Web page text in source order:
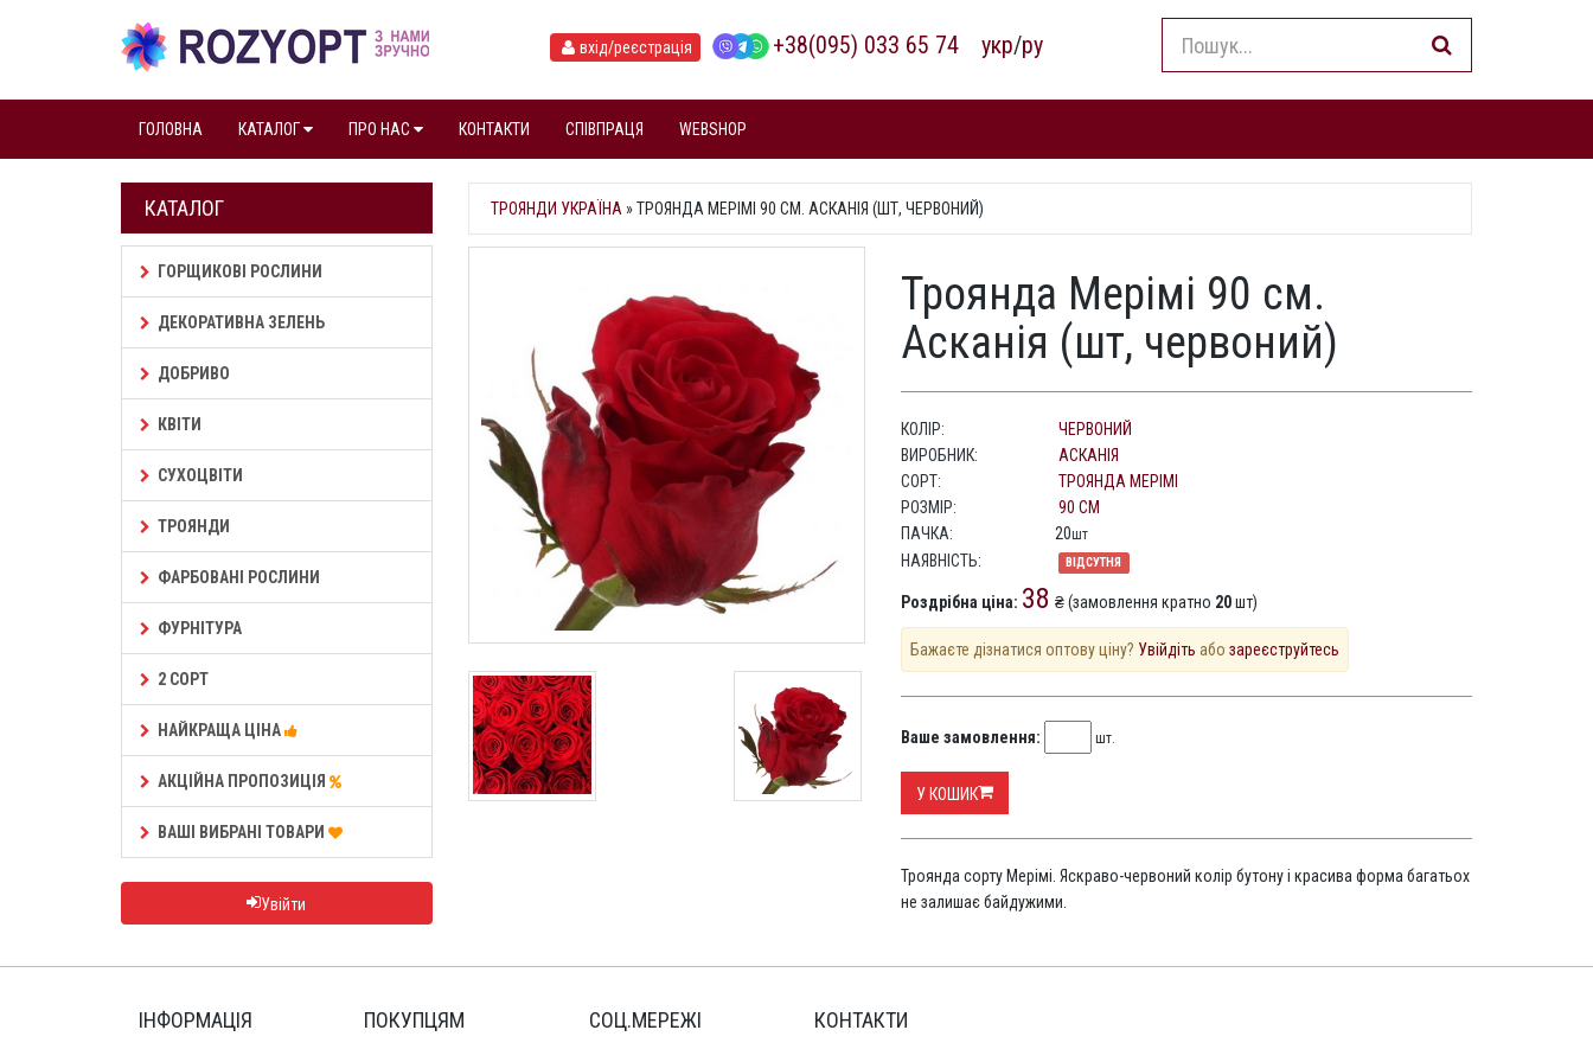
вхід/реєстрація +38(095) 033 65 74 укр/ру
ГОЛОВНА КАТАЛОГ ПРО НАС КОНТАКТИ СПІВПРАЦЯ WEBSHOP
КАТАЛОГ
ГОРЩИКОВІ РОСЛИНИ
ДЕКОРАТИВНА ЗЕЛЕНЬ
ДОБРИВО
КВІТИ
СУХОЦВІТИ
ТРОЯНДИ
ФАРБОВАНІ РОСЛИНИ
ФУРНІТУРА
2 СОРТ
НАЙКРАЩА ЦІНА
АКЦІЙНА ПРОПОЗИЦІЯ
ВАШІ ВИБРАНІ ТОВАРИ
Увійти
ТРОЯНДИ УКРАЇНА »ТРОЯНДА МЕРІМІ 90 СМ. АСКАНІЯ (ШТ, ЧЕРВОНИЙ)
Троянда Мерімі 90 см.
Асканія (шт, червоний)
КОЛІР:
ЧЕРВОНИЙ
ВИРОБНИК:
АСКАНІЯ
СОРТ:
ТРОЯНДА МЕРІМІ
РОЗМІР:
90 СМ
ПАЧКА:
20шт
НАЯВНІСТЬ: ВІДСУТНЯ
Роздрібна ціна: 38 ₴ (замовлення кратно 20шт)
Бажаєте дізнатися оптову ціну? Увійдіть абозареєструйтесь
Ваше замовлення: шт.
У КОШИК
Троянда сорту Мерімі. Яскраво-червоний колір бутону і красива форма багатьох
не залишає байдужими.
ІНФОРМАЦІЯ ПОКУПЦЯМ СОЦ.МЕРЕЖІ КОНТАКТИ